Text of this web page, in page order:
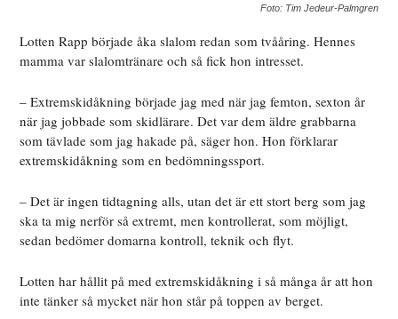
Foto: Tim Jedeur-Palmgren
Lotten Rapp började åka slalom redan som tvååring. Hennes
mamma var slalomtränare och så fick hon intresset.
– Extremskidåkning började jag med när jag femton, sexton år
när jag jobbade som skidlärare. Det var dem äldre grabbarna
som tävlade som jag hakade på, säger hon. Hon förklarar
extremskidåkning som en bedömningssport.
– Det är ingen tidtagning alls, utan det är ett stort berg som jag
ska ta mig nerför så extremt, men kontrollerat, som möjligt,
sedan bedömer domarna kontroll, teknik och flyt.
Lotten har hållit på med extremskidåkning i så många år att hon
inte tänker så mycket när hon står på toppen av berget.